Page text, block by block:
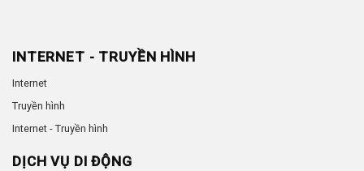
INTERNET - TRUYỀN HÌNH
Internet
Truyền hình
Internet - Truyền hình
DỊCH VỤ DI ĐỘNG